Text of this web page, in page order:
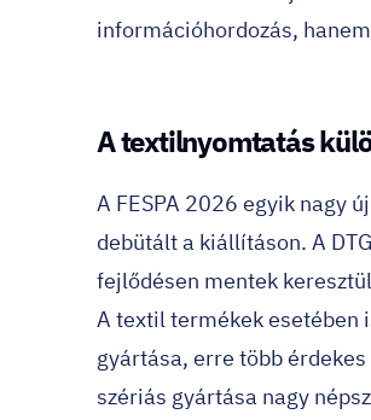
információhordozás,
A textilnyomtatás
A FESPA 2026 egyik nagy
debütált a kiállításon. A
fejlődésen mentek
A textil termékek esetében
gyártása, erre több
szériás gyártása nagy